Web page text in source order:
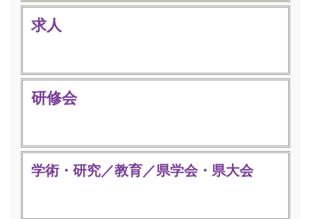
求人
研修会
学術・研究／教育／県学会・県大会